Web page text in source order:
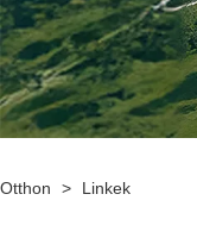
Otthon > Linkek